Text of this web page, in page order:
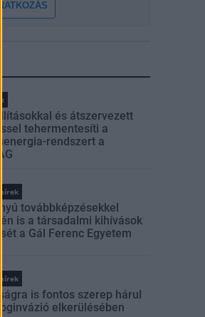
és átszervezett
tehermentesíti a
rendszert a
hírek
továbbképzésekkel
is a társadalmi kihívások
a Gál Ferenc Egyetem
hírek
is fontos szerep hárul
elkerülésében